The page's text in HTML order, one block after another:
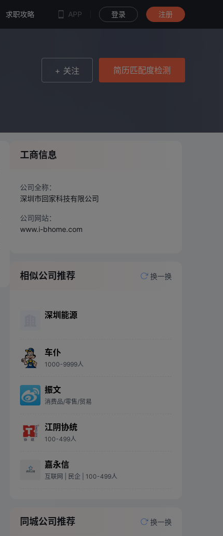
求职攻略 APP 登录 注册
+ 关注 简历匹配度检测
工商信息
公司全称：
深圳市回家科技有限公司
公司网站：
www.i-bhome.com
相似公司推荐 换一换
深圳能源
车仆
1000-9999人
振文
消费品/零售/贸易
江阴协统
100-499人
嘉永信
互联网 | 民企 | 100-499人
同城公司推荐 换一换